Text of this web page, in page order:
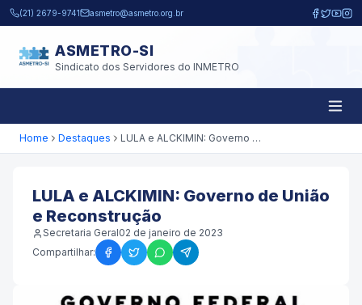
Pular para o conteúdo principal
(21) 2679-9741 asmetro@asmetro.org.br
ASMETRO-SI
Sindicato dos Servidores do INMETRO
Home Destaques LULA e ALCKIMIN: Governo de União e Reconstrução
LULA e ALCKIMIN: Governo de União
e Reconstrução
Secretaria Geral02 de janeiro de 2023
Compartilhar: